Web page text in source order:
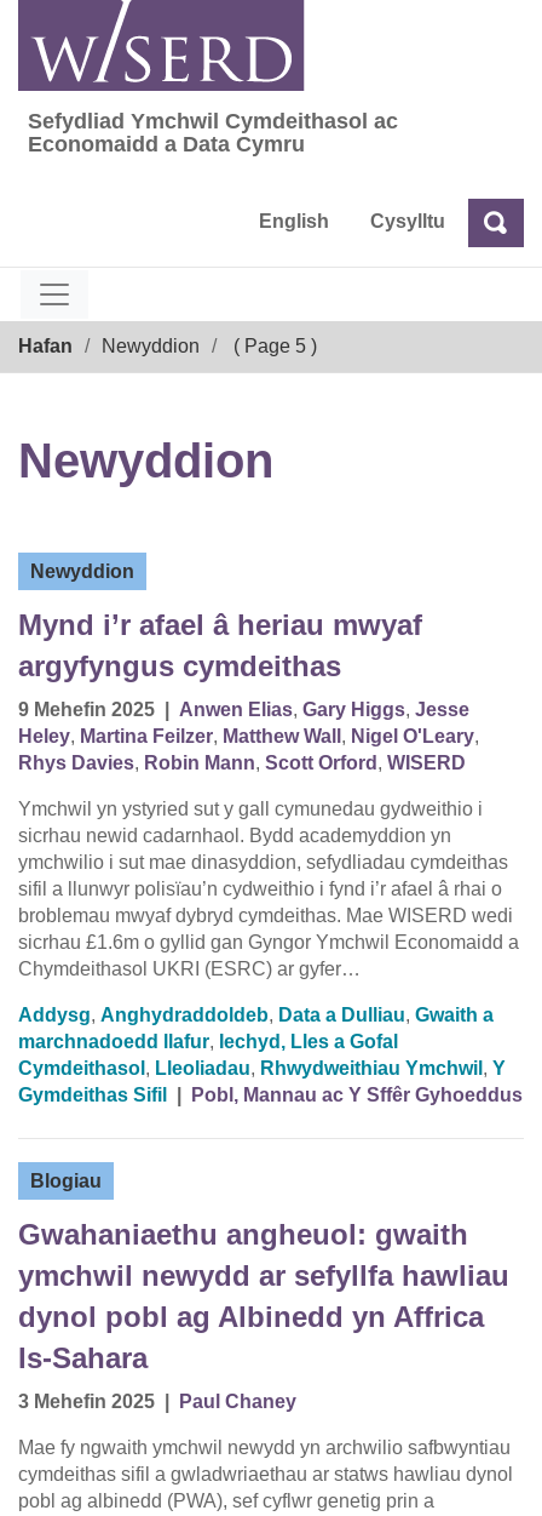
content
Sefydliad Ymchwil Cymdeithasol ac
Sefydliad Ymchwil Cymdeithasol ac
Economaidd a Data Cymru
English Cysylltu Chwilio
Hafan Newyddion ( Page 5 )
Newyddion
Newyddion
Mynd i’r afael â heriau mwyaf
argyfyngus cymdeithas
9 Mehefin 2025 Anwen Elias, Gary Higgs, Jesse
Heley, Martina Feilzer, Matthew Wall , Nigel O'Leary,
Rhys Davies, Robin Mann, Scott Orford , WISERD
Ymchwil yn ystyried sut y gall cymunedau gydweithio i
sicrhau newid cadarnhaol. Bydd academyddion yn
ymchwilio i sut mae dinasyddion, sefydliadau cymdeithas
sifil a llunwyr polisïau’n cydweithio i fynd i’r afael â rhai o
broblemau mwyaf dybryd cymdeithas. Mae WISERD wedi
sicrhau £1.6m o gyllid gan Gyngor Ymchwil Economaidd a
Chymdeithasol UKRI (ESRC) ar gyfer…
Addysg, Anghydraddoldeb, Data a Dulliau, Gwaith a
marchnadoedd llafur, Iechyd, Lles a Gofal
Cymdeithasol , Lleoliadau, Rhwydweithiau Ymchwil , Y
Gymdeithas Sifil
Pobl, Mannau ac Y Sffêr Gyhoeddus
Blogiau
Gwahaniaethu angheuol: gwaith
ymchwil newydd ar sefyllfa hawliau
dynol pobl ag Albinedd yn Affrica
Is-Sahara
3 Mehefin 2025 Paul Chaney
Mae fy ngwaith ymchwil newydd yn archwilio safbwyntiau
cymdeithas sifil a gwladwriaethau ar statws hawliau dynol
pobl ag albinedd (PWA), sef cyflwr genetig prin a